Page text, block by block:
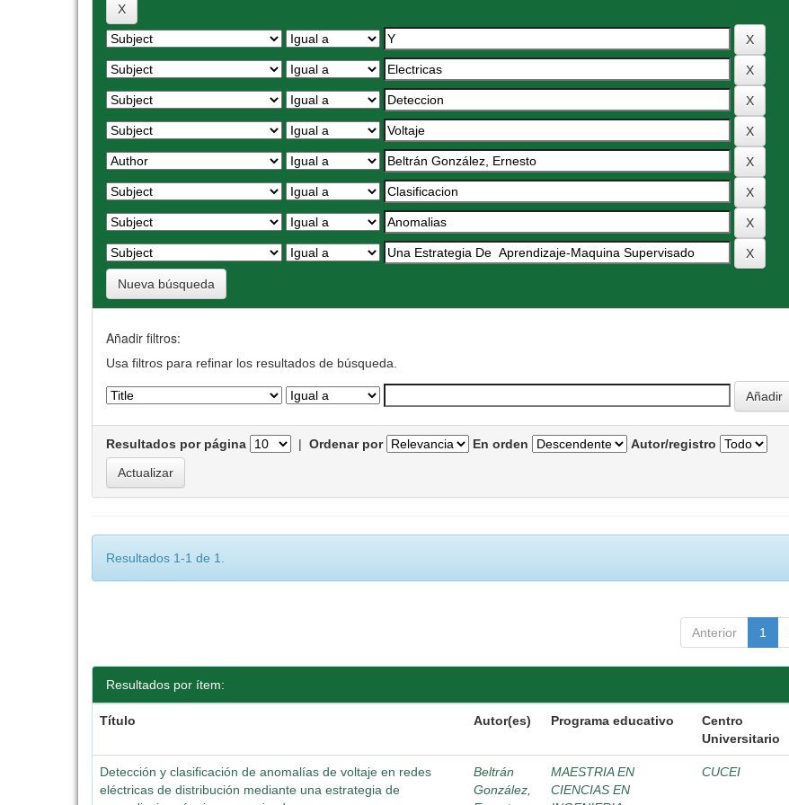
Nueva búsqueda
Añadir filtros:
Usa filtros para refinar los resultados de búsqueda.
Resultados por página | Ordenar por En orden Autor/registro
Resultados 1-1 de 1.
Anterior 1
Resultados por ítem:
Título Autor(es) Programa educativo
Centro
Universitario
Detección y clasificación de anomalías de voltaje en redes
eléctricas de distribución mediante una estrategia de
Beltrán
González,
MAESTRIA EN
CIENCIAS EN
CUCEI